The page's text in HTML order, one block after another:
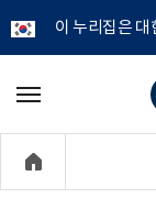
이 누리집은
메
기